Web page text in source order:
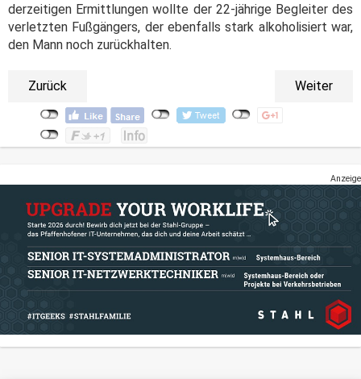
derzeitigen Ermittlungen wollte der 22-jährige Begleiter des
verletzten Fußgängers, der ebenfalls stark alkoholisiert war,
den Mann noch zurückhalten.
Zurück Weiter
Anzeige